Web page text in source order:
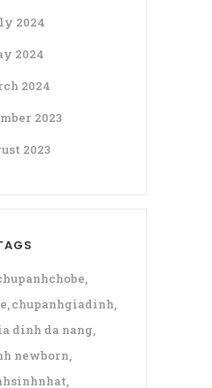
2024
2024
2024
2023
2023
chupanhgiadinh
dinh da nang
newborn